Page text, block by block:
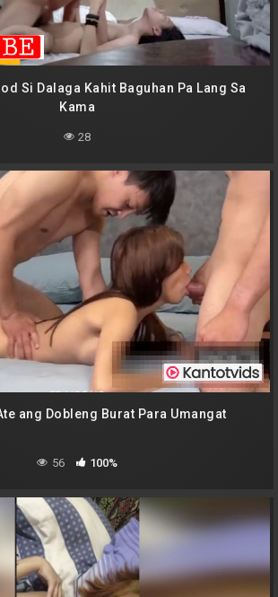
Si Dalaga Kahit Baguhan Pa Lang Sa
Kama
28
ang Dobleng Burat Para Umangat
56 100%